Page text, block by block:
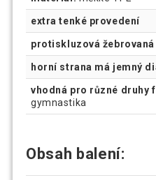
extra tenké provedení
protiskluzová
horní strana má jemný
vhodná pro různé druhy
gymnastika
Obsah balení: